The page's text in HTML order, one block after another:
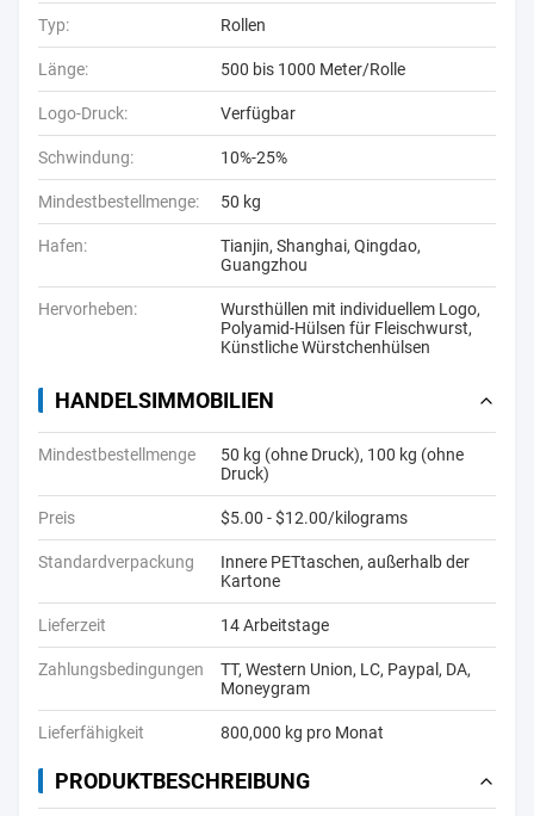
Typ: Rollen
Länge: 500 bis 1000 Meter/Rolle
Logo-Druck: Verfügbar
Schwindung: 10%-25%
Mindestbestellmenge: 50 kg
Hafen:
Tianjin, Shanghai, Qingdao,
Guangzhou
Hervorheben: Wursthüllen mit individuellem Logo,
Polyamid-Hülsen für Fleischwurst,
Künstliche Würstchenhülsen
HANDELSIMMOBILIEN
Mindestbestellmenge
50 kg (ohne Druck), 100 kg (ohne
Druck)
Preis $5.00 - $12.00/kilograms
Standardverpackung
Innere PETtaschen, außerhalb der
Kartone
Lieferzeit 14 Arbeitstage
Zahlungsbedingungen
TT, Western Union, LC, Paypal, DA,
Moneygram
Lieferfähigkeit 800,000 kg pro Monat
PRODUKTBESCHREIBUNG